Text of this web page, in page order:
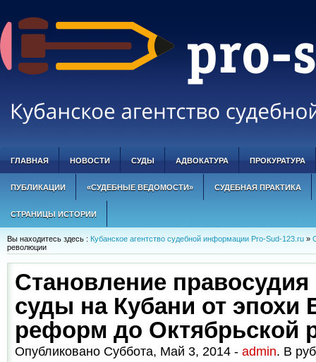
ГЛАВНАЯ НОВОСТИ СУДЫ АДВОКАТУРА ПРОКУРАТУРА
ПУБЛИКАЦИИ «СУДЕБНЫЕ ВЕДОМОСТИ» СУДЕБНАЯ ПРАКТИКА
СТРАНИЦЫ ИСТОРИИ
Вы находитесь здесь : Кубанское агентство судебной информации Pro-Sud-123.ru »
революции
Становление
суды на Кубани от эпохи
реформ до Октябрьской
Опубликовано Суббота, Май 3, 2014 - admin. В